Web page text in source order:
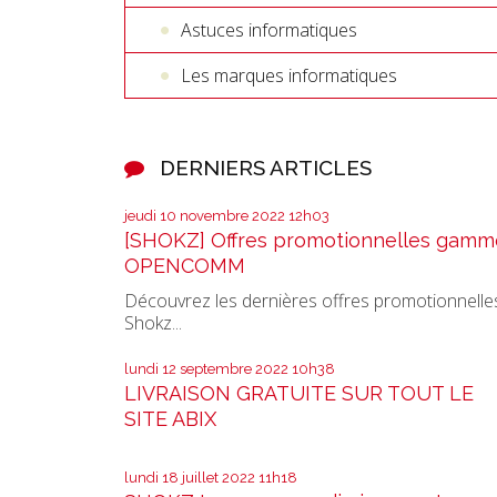
Astuces informatiques
Les marques informatiques
DERNIERS ARTICLES
jeudi 10 novembre 2022 12h03
[SHOKZ] Offres promotionnelles
OPENCOMM
Découvrez les dernières offres
Shokz...
lundi 12 septembre 2022 10h38
LIVRAISON GRATUITE SUR TOUT LE
SITE ABIX
lundi 18 juillet 2022 11h18